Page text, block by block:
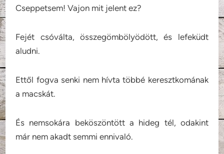
Cseppetsem! Vajon mit jelent ez?
Fejét csóválta, összegömbölyödött, és lefeküdt
aludni.
Ettől fogva senki nem hívta többé keresztkomának
a macskát.
És nemsokára beköszöntött a hideg tél, odakint
már nem akadt semmi ennivaló.